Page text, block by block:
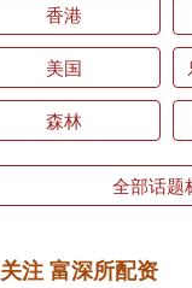
香港
美国
森林
全部话题
关注 富深所配资